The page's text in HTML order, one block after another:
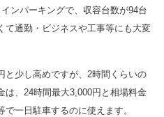
ンパーキングで、収容台数が94台
て通勤・ビジネスや工事等にも大変
と少し高めですが、2時間くらいの
は、24時間最大3,000円と相場料金
一日駐車するのに使えます。